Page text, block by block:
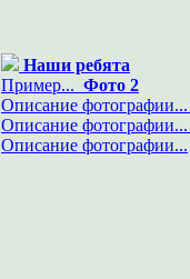
Наши ребята
Пример... Фото 2
Описание фотографии...
Описание фотографии...
Описание фотографии...